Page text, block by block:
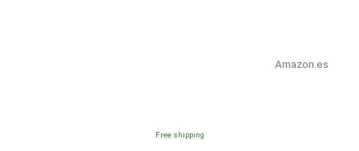
Amazon.es
Free shipping